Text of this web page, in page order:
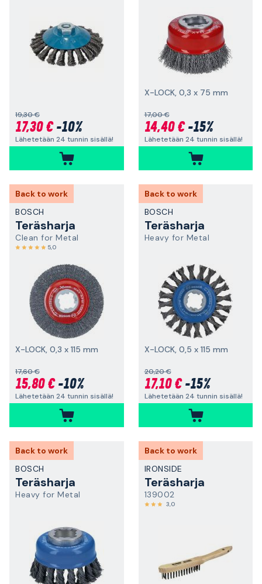
19,30 €
17,30 €-10%
Lähetetään 24 tunnin sisällä!
X-LOCK, 0,3 x 75 mm
17,00 €
14,40 €-15%
Lähetetään 24 tunnin sisällä!
Back to work
BOSCH
Teräsharja
Clean for Metal
5,0
X-LOCK, 0,3 x 115 mm
17,60 €
15,80 €-10%
Lähetetään 24 tunnin sisällä!
Back to work
BOSCH
Teräsharja
Heavy for Metal
X-LOCK, 0,5 x 115 mm
20,20 €
17,10 €-15%
Lähetetään 24 tunnin sisällä!
Back to work
BOSCH
Teräsharja
Heavy for Metal
Back to work
IRONSIDE
Teräsharja
139002
3,0